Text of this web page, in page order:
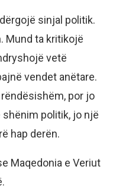
sinjal politik.
Mund ta kritikojë
vetë
vendet anëtare.
por jo
politik, jo një
hap derën.
Maqedonia e Veriut